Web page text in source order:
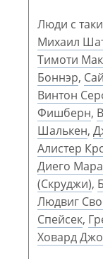
Люди с
Михаил
Тимоти
Боннэр,
Винтон
Фишберн,
Шалькен,
Алистер
Диего
(Скруджи),
Людвиг
Спейсек,
Ховард